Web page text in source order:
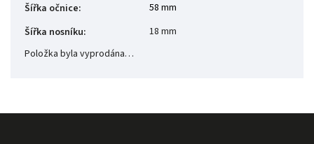
Šířka očnice:
58 mm
Šířka nosníku:
18 mm
Položka byla vyprodána…